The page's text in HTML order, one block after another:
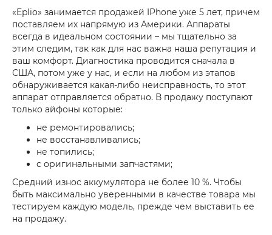
«Eplio» занимается продажей IPhone уже 5 лет, причем
поставляем их напрямую из Америки. Аппараты
всегда в идеальном состоянии – мы тщательно за
этим следим, так как для нас важна наша репутация и
ваш комфорт. Диагностика проводится сначала в
США, потом уже у нас, и если на любом из этапов
обнаруживается какая-либо неисправность, то этот
аппарат отправляется обратно. В продажу поступают
только айфоны которые:
не ремонтировались;
не восстанавливались;
не топились;
с оригинальными запчастями;
Средний износ аккумулятора не более 10 %. Чтобы
быть максимально уверенными в качестве товара мы
тестируем каждую модель, прежде чем выставить ее
на продажу.